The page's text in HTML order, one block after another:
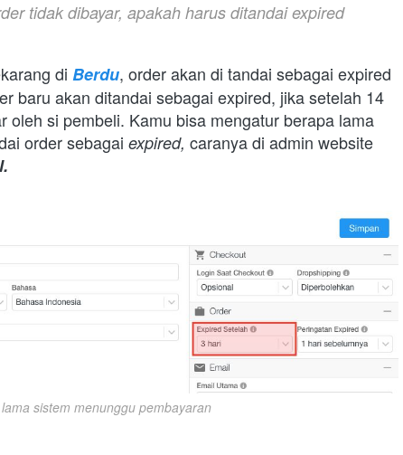
tidak dibayar, apakah harus ditandai expired
di Berdu, order akan di tandai sebagai expired
baru akan ditandai sebagai expired, jika setelah 14
oleh si pembeli. Kamu bisa mengatur berapa lama
order sebagai expired, caranya di admin website
sistem menunggu pembayaran